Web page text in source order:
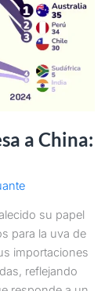
a China:
su papel
para la uva de
importaciones
reflejando